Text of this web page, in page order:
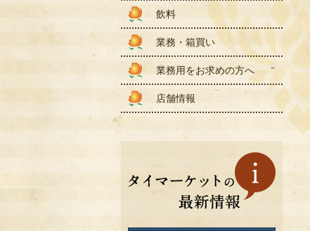
飲料
業務・箱買い
業務用をお求めの方へ
店舗情報